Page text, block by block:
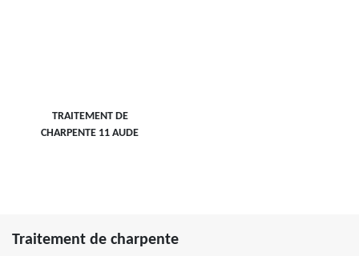
TRAITEMENT DE
CHARPENTE 11 AUDE
Traitement de charpente